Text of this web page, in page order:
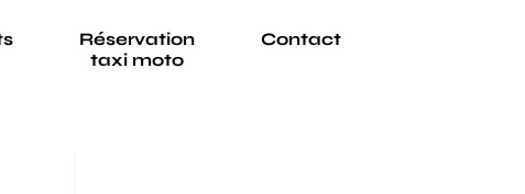
Réservation
taxi moto
Contact